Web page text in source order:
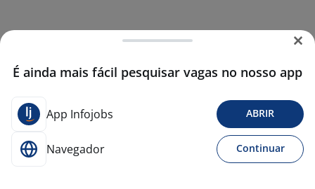
É ainda mais fácil pesquisar vagas no nosso app
App Infojobs ABRIR
Navegador Continuar